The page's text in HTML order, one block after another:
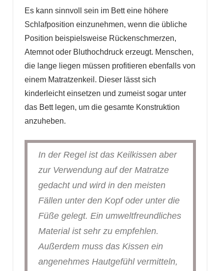
Es kann sinnvoll sein im Bett eine höhere
Schlafposition einzunehmen, wenn die übliche
Position beispielsweise Rückenschmerzen,
Atemnot oder Bluthochdruck erzeugt. Menschen,
die lange liegen müssen profitieren ebenfalls von
einem Matratzenkeil. Dieser lässt sich
kinderleicht einsetzen und zumeist sogar unter
das Bett legen, um die gesamte Konstruktion
anzuheben.
In der Regel ist das Keilkissen aber
zur Verwendung auf der Matratze
gedacht und wird in den meisten
Fällen unter den Kopf oder unter die
Füße gelegt. Ein umweltfreundliches
Material ist sehr zu empfehlen.
Außerdem muss das Kissen ein
angenehmes Hautgefühl vermitteln,